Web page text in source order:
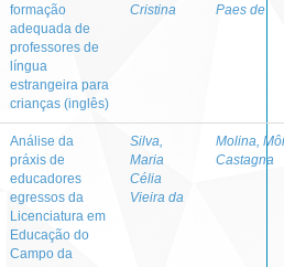
formação
adequada de
professores de
língua
estrangeira para
crianças (inglês)
Cristina
Paes de
Análise da
práxis de
educadores
egressos da
Licenciatura em
Educação do
Campo da
Silva,
Maria
Célia
Vieira da
Molina,
Castagna